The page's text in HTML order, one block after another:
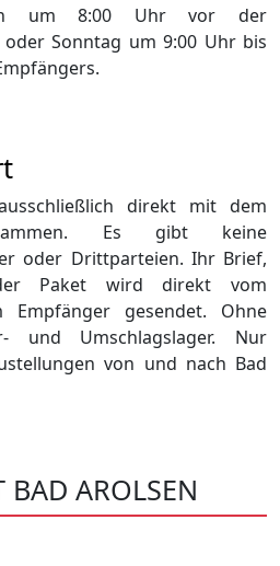
direkt mit dem
Es gibt keine
oder Drittparteien. Ihr Brief,
Paket wird direkt vom
Empfänger gesendet. Ohne
und Umschlagslager. Nur
von und nach Bad
um 8:00 Uhr vor der
Sonntag um 9:00 Uhr bis
BAD AROLSEN